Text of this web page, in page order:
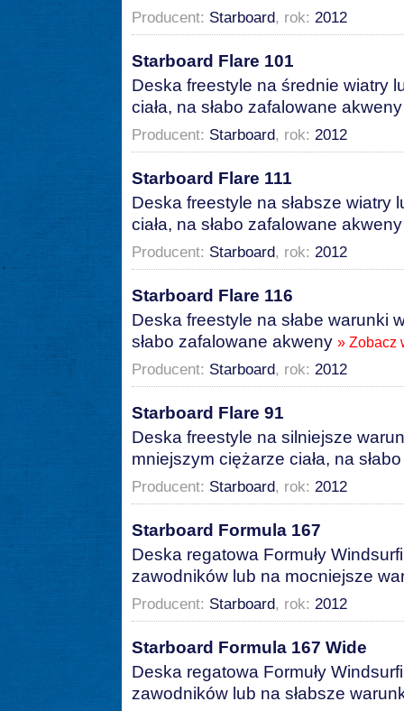
Producent: Starboard, rok: 2012
Starboard Flare 101
Deska freestyle na średnie wiatry
ciała, na słabo zafalowane
Producent: Starboard, rok: 2012
Starboard Flare 111
Deska freestyle na słabsze
ciała, na słabo zafalowane
Producent: Starboard, rok: 2012
Starboard Flare 116
Deska freestyle na słabe warunki
słabo zafalowane akweny » Zobacz
Producent: Starboard, rok: 2012
Starboard Flare 91
Deska freestyle na silniejsze
mniejszym ciężarze ciała, na
Producent: Starboard, rok: 2012
Starboard Formula 167
Deska regatowa Formuły
zawodników lub na mocniejsze
Producent: Starboard, rok: 2012
Starboard Formula 167 Wide
Deska regatowa Formuły
zawodników lub na słabsze